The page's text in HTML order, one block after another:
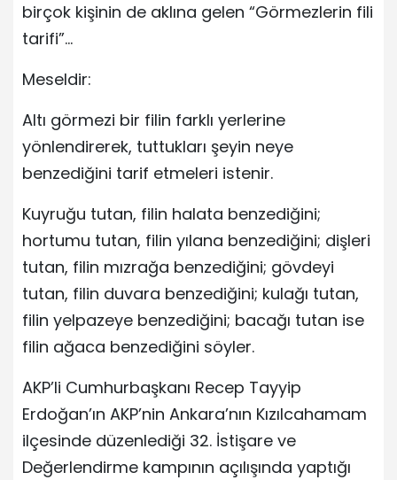
birçok kişinin de aklına gelen “Görmezlerin fili
tarifi”…
Meseldir:
Altı görmezi bir filin farklı yerlerine
yönlendirerek, tuttukları şeyin neye
benzediğini tarif etmeleri istenir.
Kuyruğu tutan, filin halata benzediğini;
hortumu tutan, filin yılana benzediğini; dişleri
tutan, filin mızrağa benzediğini; gövdeyi
tutan, filin duvara benzediğini; kulağı tutan,
filin yelpazeye benzediğini; bacağı tutan ise
filin ağaca benzediğini söyler.
AKP’li Cumhurbaşkanı Recep Tayyip
Erdoğan’ın AKP’nin Ankara’nın Kızılcahamam
ilçesinde düzenlediği 32. İstişare ve
Değerlendirme kampının açılışında yaptığı